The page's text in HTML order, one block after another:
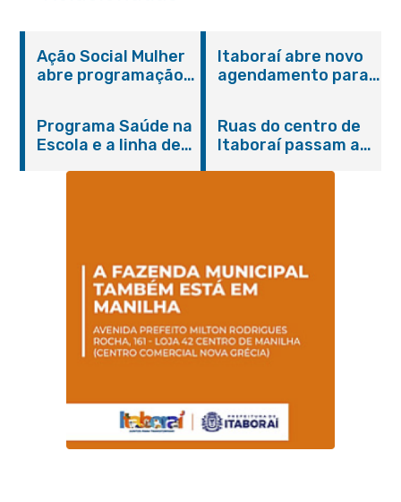
Ação Social Mulher
abre programação
serviços gratuitos e
orientações
Itaboraí abre novo
agendamento para
Programa Saúde na
Escola e a linha de
Magalhães Seabra
Ruas do centro de
Itaboraí passam a